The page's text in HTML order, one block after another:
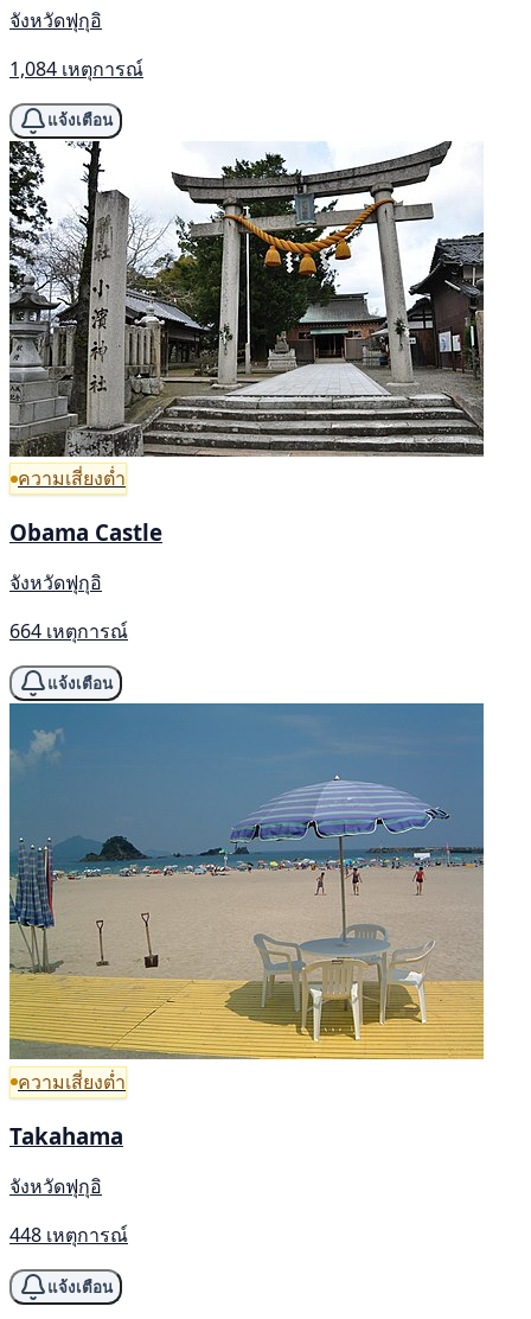
จังหวัดฟุกุอิ
1,084 เหตุการณ์
แจ้งเตือน
ความเสี่ยงต่ำ
Obama Castle
จังหวัดฟุกุอิ
664 เหตุการณ์
แจ้งเตือน
ความเสี่ยงต่ำ
Takahama
จังหวัดฟุกุอิ
448 เหตุการณ์
แจ้งเตือน